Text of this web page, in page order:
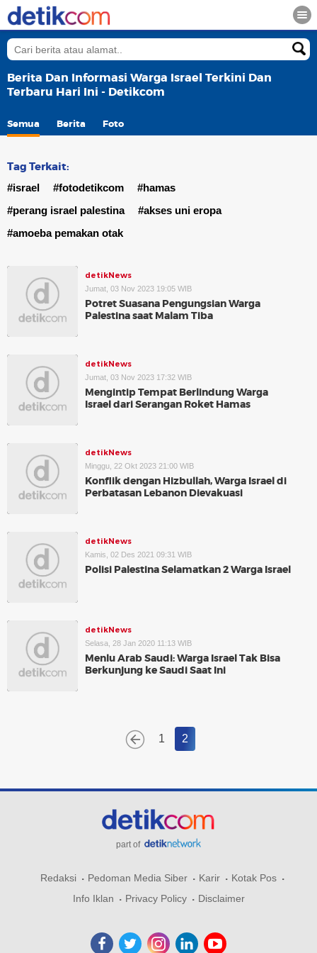
Berita Dan Informasi Warga Israel Terkini Dan
Terbaru Hari Ini - Detikcom
Semua Berita Foto
Tag Terkait:
#israel #fotodetikcom
#hamas
#perang israel palestina
#akses uni eropa
#amoeba pemakan otak
detikNews
Jumat, 03 Nov 2023 19:05 WIB
Potret Suasana Pengungsian Warga
Palestina saat Malam Tiba
detikNews
Jumat, 03 Nov 2023 17:32 WIB
Mengintip Tempat Berlindung Warga
Israel dari Serangan Roket Hamas
detikNews
Minggu, 22 Okt 2023 21:00 WIB
Konflik dengan Hizbullah, Warga Israel di
Perbatasan Lebanon Dievakuasi
detikNews
Kamis, 02 Des 2021 09:31 WIB
Polisi Palestina Selamatkan 2 Warga Israel
detikNews
Selasa, 28 Jan 2020 11:13 WIB
Menlu Arab Saudi: Warga Israel Tak Bisa
Berkunjung ke Saudi Saat Ini
1 2
part of
Redaksi Pedoman Media Siber Karir
Kotak Pos
Info Iklan
Privacy Policy Disclaimer